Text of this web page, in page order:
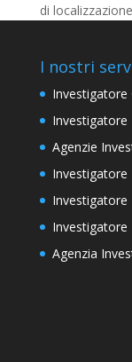
di
I nostri
Investigatore
Agenzie
Investigatore
Investigatore
Agenzia